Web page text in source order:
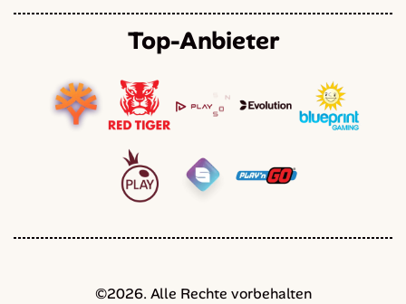
Top-Anbieter
©2026. Alle Rechte vorbehalten